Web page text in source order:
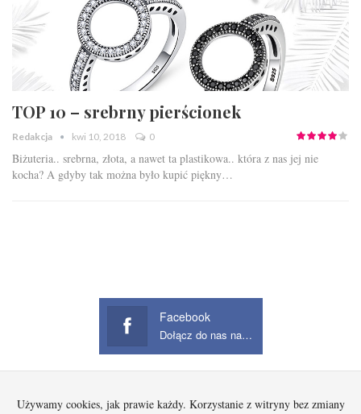
TOP 10 – srebrny pierścionek
Redakcja kwi 10, 2018 0
Biżuteria.. srebrna, złota, a nawet ta plastikowa.. która z nas jej nie
kocha? A gdyby tak można było kupić piękny…
Facebook
Dołącz do nas na Facebook
Startowa Kobieta Dziecko Mężczyzna
Beauty
Używamy cookies, jak prawie każdy. Korzystanie z witryny bez zmiany